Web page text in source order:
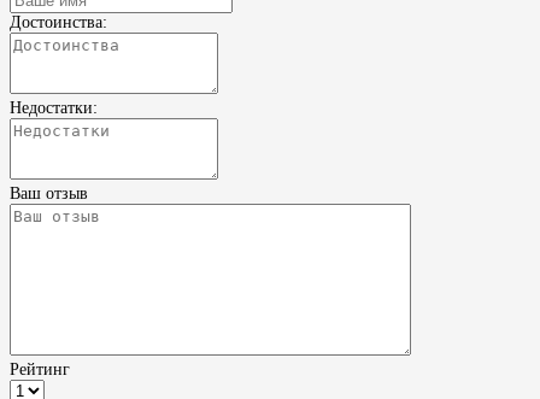
Достоинства:
Недостатки:
Ваш отзыв
Рейтинг